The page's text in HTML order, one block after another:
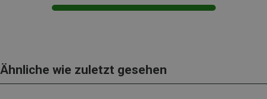
Ähnliche wie zuletzt gesehen